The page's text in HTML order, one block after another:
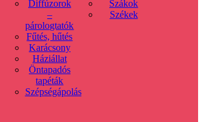
Diffúzorok
–
párologtatók
Fűtés, hűtés
Karácsony
Háziállat
Öntapadós
tapéták
Szépségápolás
Szákok
Székek